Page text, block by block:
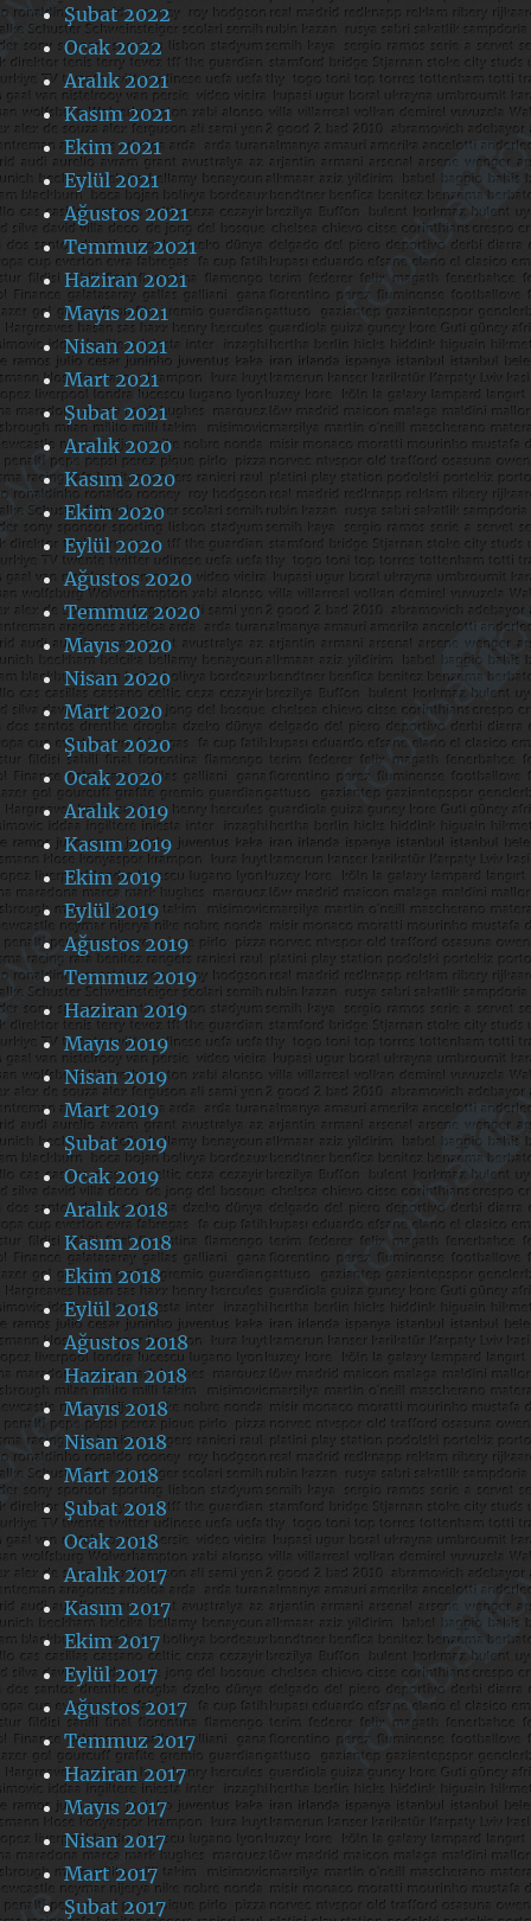
Şubat 2022
Ocak 2022
Aralık 2021
Kasım 2021
Ekim 2021
Eylül 2021
Ağustos 2021
Temmuz 2021
Haziran 2021
Mayıs 2021
Nisan 2021
Mart 2021
Şubat 2021
Aralık 2020
Kasım 2020
Ekim 2020
Eylül 2020
Ağustos 2020
Temmuz 2020
Mayıs 2020
Nisan 2020
Mart 2020
Şubat 2020
Ocak 2020
Aralık 2019
Kasım 2019
Ekim 2019
Eylül 2019
Ağustos 2019
Temmuz 2019
Haziran 2019
Mayıs 2019
Nisan 2019
Mart 2019
Şubat 2019
Ocak 2019
Aralık 2018
Kasım 2018
Ekim 2018
Eylül 2018
Ağustos 2018
Haziran 2018
Mayıs 2018
Nisan 2018
Mart 2018
Şubat 2018
Ocak 2018
Aralık 2017
Kasım 2017
Ekim 2017
Eylül 2017
Ağustos 2017
Temmuz 2017
Haziran 2017
Mayıs 2017
Nisan 2017
Mart 2017
Şubat 2017